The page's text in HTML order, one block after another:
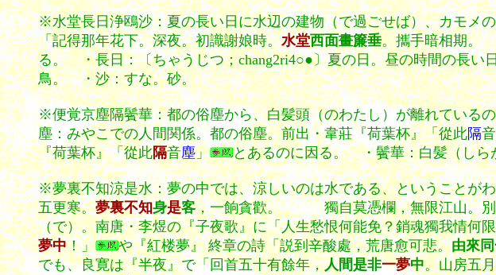
※水堂長日浄鴎沙：夏の長い日に水辺の建物（で過ごせば）、カモ
「記得那年花下。深夜。初識謝娘時。水堂西面畫簾垂。攜手暗相期
る。 ・長日：〔ちゃうじつ；chang2ri4○●〕夏の日。昼の時間の長
鳥。 ・沙：すな。砂。
※便覚京塵隔鬢華：都の俗塵から、白髪頭（のわたし）が離れてい
塵：みやこでの人間関係。都の俗塵。前出・韋莊『荷葉杯』「從此隔音
『荷葉杯』「從此隔音塵」 とあるのに因る。 ・鬢華：白髪（しら
※夢裏不知涼是水：夢の中では、涼しいのは水である、ということ
五更寒。夢裏不知身是客，一餉貪歡。 獨自莫憑欄，無限江山。別
（で）。南唐・李煜の『子夜歌』に「人生愁恨何能免？銷魂獨我情何
夢中！」 や『紅楼夢』 終章の詩「説到辛酸處，荒唐愈可悲。由來同
でも、良寛は『半夜』で「回首五十有餘年，人間是非一夢中。山房五